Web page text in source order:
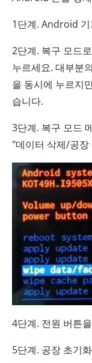
1단계. Android
2단계. 복구 모드
누르세요. 대부분
을 동시에 누르지
습니다.
3단계. 복구 모드
"데이터 삭제/공
4단계. 전원 버튼
5단계. 공장 초기